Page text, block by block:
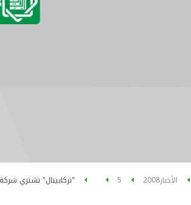
الأخبار2008
5 "تركابيتال" تشتري شركة